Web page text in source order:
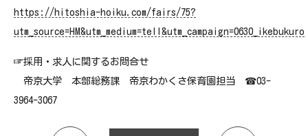
https://hitoshia-hoiku.com/fairs/75?
utm_source=HM&utm_medium=tell&utm_campaign=0630_ikebukuro
☞採用・求人に関するお問合せ
帝京大学 本部総務課 帝京わかくさ保育園担当 ☎03-
3964-3067